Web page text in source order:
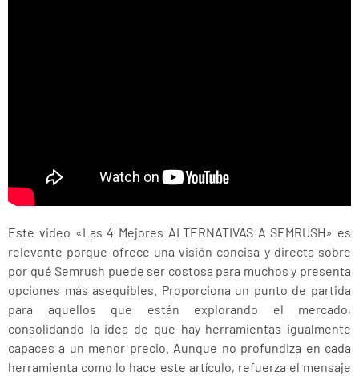
Este video «Las 4 Mejores ALTERNATIVAS A SEMRUSH» es
relevante porque ofrece una visión concisa y directa sobre
por qué Semrush puede ser costosa para muchos y presenta
opciones más asequibles. Proporciona un punto de partida
para aquellos que están explorando el mercado,
consolidando la idea de que hay herramientas igualmente
capaces a un menor precio. Aunque no profundiza en cada
herramienta como lo hace este artículo, refuerza el mensaje